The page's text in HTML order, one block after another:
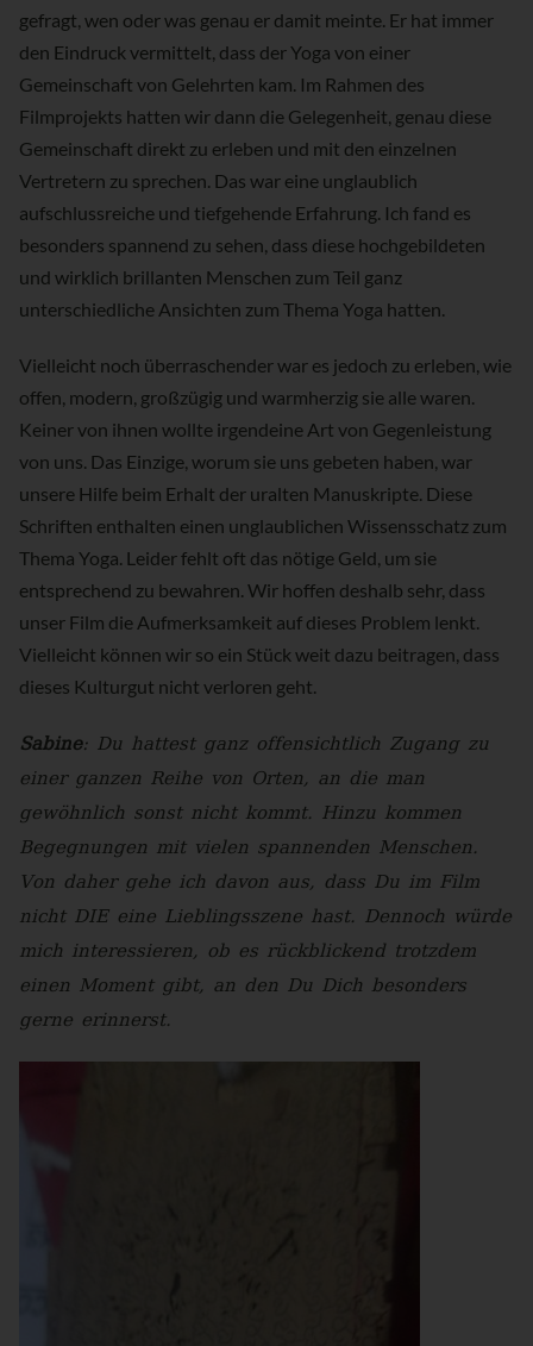
gefragt, wen oder was genau er damit meinte. Er hat immer
den Eindruck vermittelt, dass der Yoga von einer
Gemeinschaft von Gelehrten kam. Im Rahmen des
Filmprojekts hatten wir dann die Gelegenheit, genau diese
Gemeinschaft direkt zu erleben und mit den einzelnen
Vertretern zu sprechen. Das war eine unglaublich
aufschlussreiche und tiefgehende Erfahrung. Ich fand es
besonders spannend zu sehen, dass diese hochgebildeten
und wirklich brillanten Menschen zum Teil ganz
unterschiedliche Ansichten zum Thema Yoga hatten.
Vielleicht noch überraschender war es jedoch zu erleben, wie
offen, modern, großzügig und warmherzig sie alle waren.
Keiner von ihnen wollte irgendeine Art von Gegenleistung
von uns. Das Einzige, worum sie uns gebeten haben, war
unsere Hilfe beim Erhalt der uralten Manuskripte. Diese
Schriften enthalten einen unglaublichen Wissensschatz zum
Thema Yoga. Leider fehlt oft das nötige Geld, um sie
entsprechend zu bewahren. Wir hoffen deshalb sehr, dass
unser Film die Aufmerksamkeit auf dieses Problem lenkt.
Vielleicht können wir so ein Stück weit dazu beitragen, dass
dieses Kulturgut nicht verloren geht.
Sabine: Du hattest ganz offensichtlich Zugang zu
einer ganzen Reihe von Orten, an die man
gewöhnlich sonst nicht kommt. Hinzu kommen
Begegnungen mit vielen spannenden Menschen.
Von daher gehe ich davon aus, dass Du im Film
nicht DIE eine Lieblingsszene hast. Dennoch würde
mich interessieren, ob es rückblickend trotzdem
einen Moment gibt, an den Du Dich besonders
gerne erinnerst.